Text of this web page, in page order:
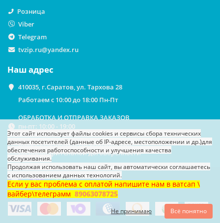
Этот сайт использует файлы cookies и сервисы сбора технических
данных посетителей (данные об IP-адресе, местоположении и др.)для
обеспечения работоспособности и улучшения качества
обслуживания.
Продолжая использовать наш сайт, вы автоматически соглашаетесь
с использованием данных технологий.
Если у вас проблема с оплатой напишите нам в ватсап \
вайбер\телеграмм 89063078725
Не принимаю Всё понятно
Розница
Viber
Telegram
tvzip.ru@yandex.ru
Наш адрес
410035, г.Саратов, ул. Тархова 28
Работаем с 10:00 до 18:00 Пн-Пт
ОБРАБОТКА И ОТПРАВКА ЗАКАЗОВ
пн-пт: 10:00 - 19:00
ВЫДАЧА ЗАКАЗОВ НА САМОВЫВОЗ
По предварительной договоренности